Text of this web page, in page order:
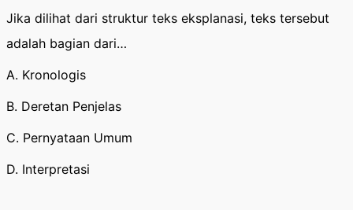
Jika dilihat dari struktur teks eksplanasi, teks tersebut
adalah bagian dari…
A. Kronologis
B. Deretan Penjelas
C. Pernyataan Umum
D. Interpretasi